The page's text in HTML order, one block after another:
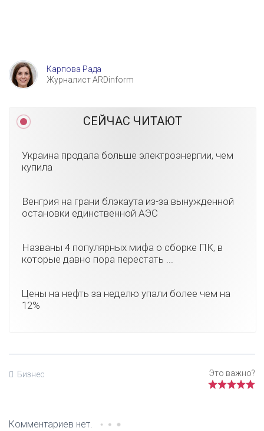
Карпова Рада
Журналист ARDinform
СЕЙЧАС ЧИТАЮТ
Украина продала больше электроэнергии, чем
купила
Венгрия на грани блэкаута из-за вынужденной
остановки единственной АЭС
Названы 4 популярных мифа о сборке ПК, в
которые давно пора перестать ...
Цены на нефть за неделю упали более чем на
12%
Бизнес
Комментариев нет.